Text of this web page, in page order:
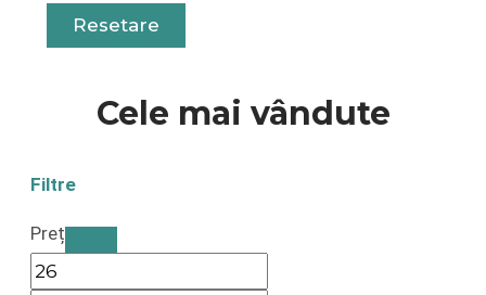
Resetare
Cele mai vândute
Filtre
Preț